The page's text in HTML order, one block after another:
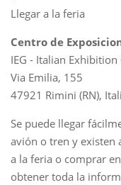
Llegar a la feria
Centro de
IEG - Italian
Via Emilia, 155
47921 Rimini (RN),
Se puede llegar
avión o tren y existen
a la feria o comprar
obtener toda la